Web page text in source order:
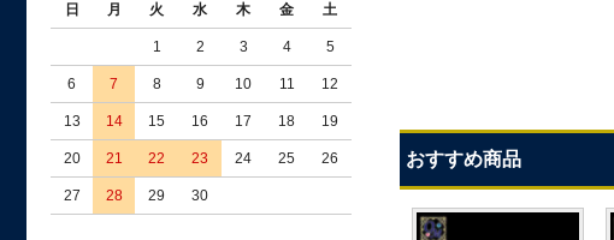
日 月 火 水 木 金 土
1 2 3 4 5
6 7 8 9 10 11 12
13 14 15 16 17 18 19
20 21 22 23 24 25 26
27 28 29 30
おすすめ商品